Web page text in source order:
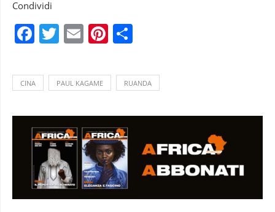
Condividi
Facebook
Twitter
EmailPinterest
CINA PAUL KAGAME RUANDA